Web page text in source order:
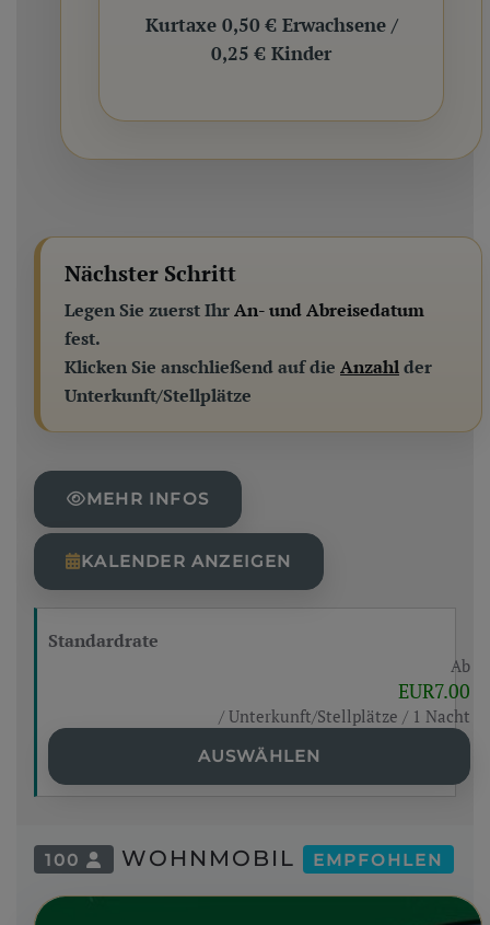
Kurtaxe 0,50 € Erwachsene /
0,25 € Kinder
Nächster Schritt
Legen Sie zuerst IhrAn- und Abreisedatum
fest.
Klicken Sie anschließend auf die Anzahlder
Unterkunft/Stellplätze
MEHR INFOS
KALENDER ANZEIGEN
Standardrate
Ab
EUR7.00
/ Unterkunft/Stellplätze / 1 Nacht
AUSWÄHLEN
100 WOHNMOBIL EMPFOHLEN